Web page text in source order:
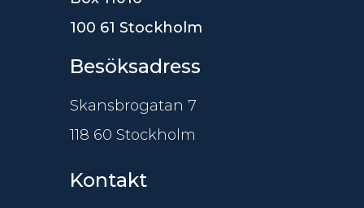
100 61 Stockholm
Besöksadress
Skansbrogatan 7
118 60 Stockholm
Kontakt